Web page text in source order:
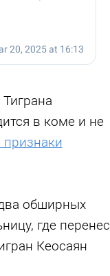
в коме и не
обширных
где перенес
Кеосаян